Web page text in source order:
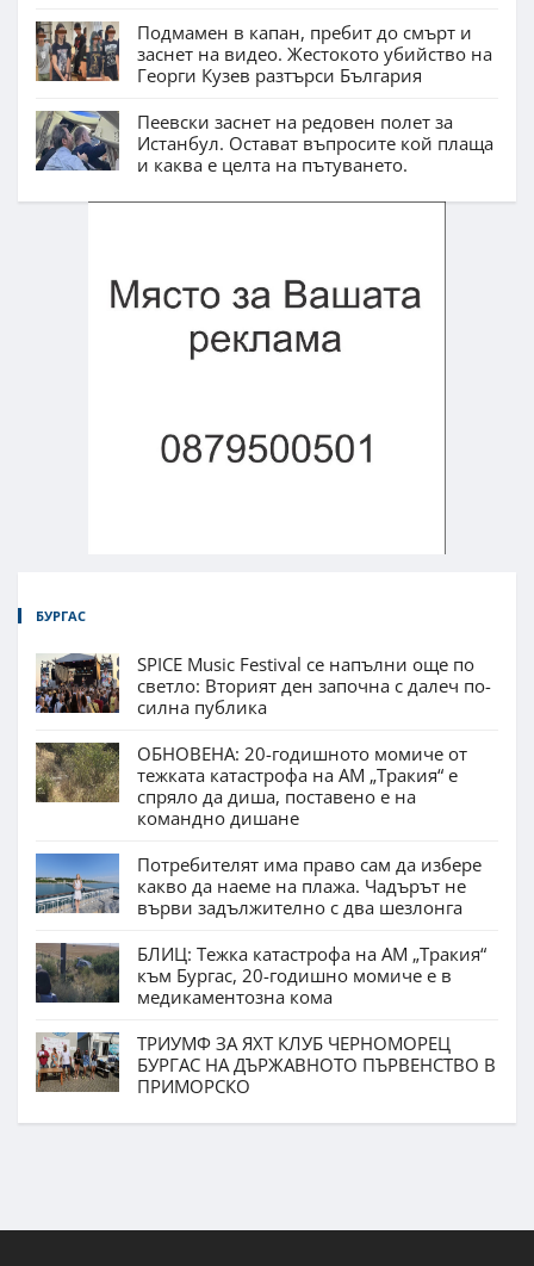
Подмамен в капан, пребит до смърт и
заснет на видео. Жестокото убийство на
Георги Кузев разтърси България
Пеевски заснет на редовен полет за
Истанбул. Остават въпросите кой плаща
и каква е целта на пътуването.
БУРГАС
SPICE Music Festival се напълни още по
светло: Вторият ден започна с далеч по-
силна публика
ОБНОВЕНА: 20-годишното момиче от
тежката катастрофа на АМ „Тракия“ е
спряло да диша, поставено е на
командно дишане
Потребителят има право сам да избере
какво да наеме на плажа. Чадърът не
върви задължително с два шезлонга
БЛИЦ: Тежка катастрофа на АМ „Тракия“
към Бургас, 20-годишно момиче е в
медикаментозна кома
ТРИУМФ ЗА ЯХТ КЛУБ ЧЕРНОМОРЕЦ
БУРГАС НА ДЪРЖАВНОТО ПЪРВЕНСТВО В
ПРИМОРСКО